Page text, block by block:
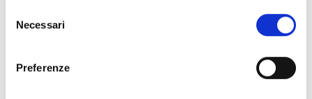
delNecessari
Preferenze
networking, formazione o consulenza ai
dei settori su questi temi e fornitura di analisi